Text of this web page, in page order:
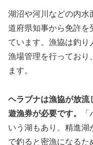
湖沼や河川などの内水
道府県知事から免許を
ています。漁協は釣
漁場管理を行っており
ます。
ヘラブナは漁協が放流
遊漁券が必要です。
いう湖もあり、精進
で釣ると密漁になるた